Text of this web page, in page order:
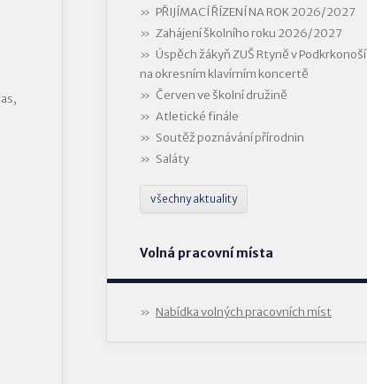
PŘIJÍMACÍ ŘÍZENÍ NA ROK 2026/2027
Zahájení školního roku 2026/2027
Úspěch žákyň ZUŠ Rtyně v Podkrkonoší
na okresním klavírním koncertě
Červen ve školní družině
Atletické finále
Soutěž poznávání přírodnin
Saláty
všechny aktuality
Volná pracovní místa
Nabídka volných pracovních míst